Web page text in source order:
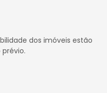
dos imóveis estão